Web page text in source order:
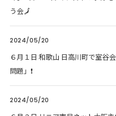
う会🗾
2024/05/20
６月１日 和歌山 日高川町で室谷
問題」❗
2024/05/20